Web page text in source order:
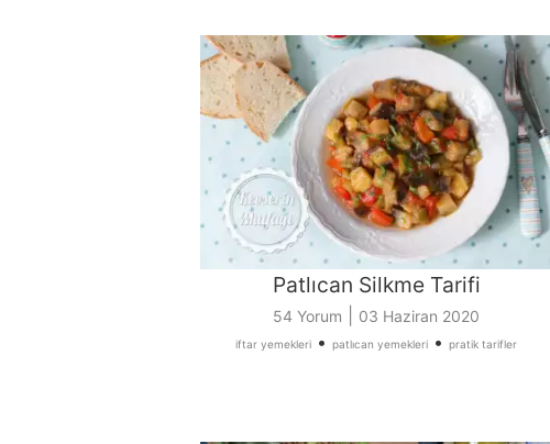
Patlıcan Silkme Tarifi
54 Yorum 03 Haziran 2020
iftar yemekleri • patlıcan yemekleri • pratik tarifler